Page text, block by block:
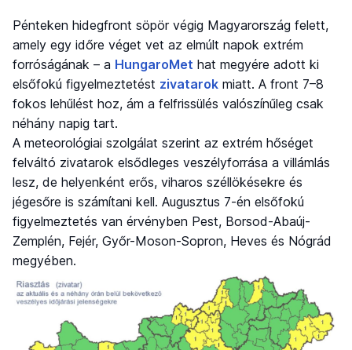
Pénteken hidegfront söpör végig Magyarország felett,
amely egy időre véget vet az elmúlt napok extrém
forróságának – a HungaroMet hat megyére adott ki
elsőfokú figyelmeztetést zivatarok miatt. A front 7–8
fokos lehűlést hoz, ám a felfrissülés valószínűleg csak
néhány napig tart.
A meteorológiai szolgálat szerint az extrém hőséget
felváltó zivatarok elsődleges veszélyforrása a villámlás
lesz, de helyenként erős, viharos széllökésekre és
jégesőre is számítani kell. Augusztus 7-én elsőfokú
figyelmeztetés van érvényben Pest, Borsod-Abaúj-
Zemplén, Fejér, Győr-Moson-Sopron, Heves és Nógrád
megyében.